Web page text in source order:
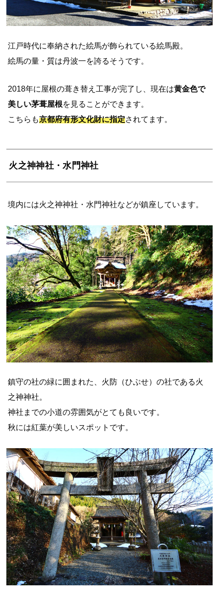
江戸時代に奉納された絵馬が飾られている絵馬殿。
絵馬の量・質は丹波一を誇るそうです。
2018年に屋根の葺き替え工事が完了し、現在は黄金色で
美しい茅葺屋根を見ることができます。
こちらも京都府有形文化財に指定されてます。
火之神神社・水門神社
境内には火之神神社・水門神社などが鎮座しています。
鎮守の社の緑に囲まれた、火防（ひぶせ）の社である火
之神神社。
神社までの小道の雰囲気がとても良いです。
秋には紅葉が美しいスポットです。